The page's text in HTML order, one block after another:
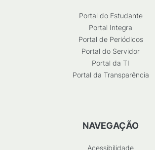
Portal do Estudante
Portal Integra
Portal de Periódicos
Portal do Servidor
Portal da TI
Portal da Transparência
NAVEGAÇÃO
Acessibilidade